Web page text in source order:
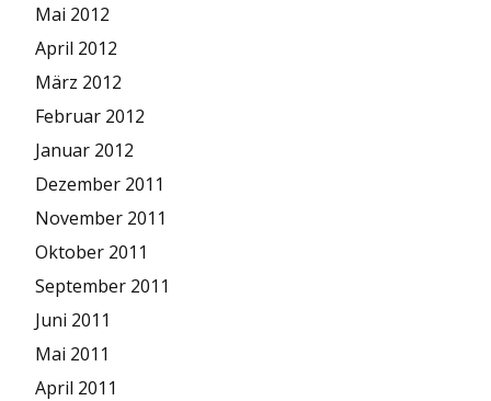
Mai 2012
April 2012
März 2012
Februar 2012
Januar 2012
Dezember 2011
November 2011
Oktober 2011
September 2011
Juni 2011
Mai 2011
April 2011